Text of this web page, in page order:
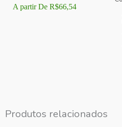
A partir De R$66,54
Produtos relacionados